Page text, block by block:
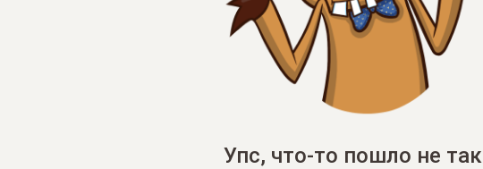
Упс, что-то пошло не так